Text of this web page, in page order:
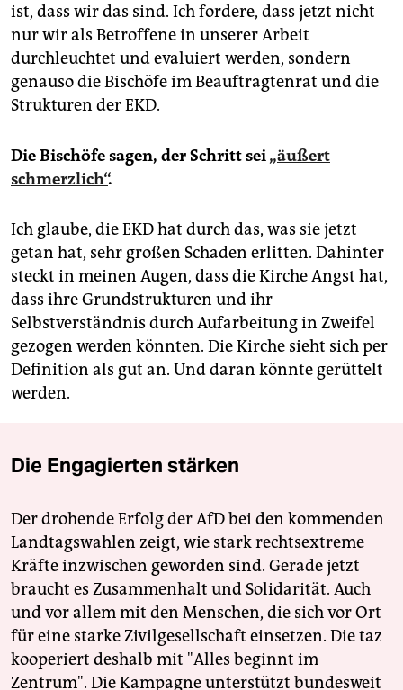
ist, dass wir das sind. Ich fordere, dass jetzt nicht
nur wir als Betroffene in unserer Arbeit
durchleuchtet und evaluiert werden, sondern
genauso die Bischöfe im Beauftragtenrat und die
Strukturen der EKD.
Die Bischöfe sagen, der Schritt sei„äußert
schmerzlich“.
Ich glaube, die EKD hat durch das, was sie jetzt
getan hat, sehr großen Schaden erlitten. Dahinter
steckt in meinen Augen, dass die Kirche Angst hat,
dass ihre Grundstrukturen und ihr
Selbstverständnis durch Aufarbeitung in Zweifel
gezogen werden könnten. Die Kirche sieht sich per
Definition als gut an. Und daran könnte gerüttelt
werden.
Die Engagierten stärken
Der drohende Erfolg der AfD bei den kommenden
Landtagswahlen zeigt, wie stark rechtsextreme
Kräfte inzwischen geworden sind. Gerade jetzt
braucht es Zusammenhalt und Solidarität. Auch
und vor allem mit den Menschen, die sich vor Ort
für eine starke Zivilgesellschaft einsetzen. Die taz
kooperiert deshalb mit "Alles beginnt im
Zentrum". Die Kampagne unterstützt bundesweit